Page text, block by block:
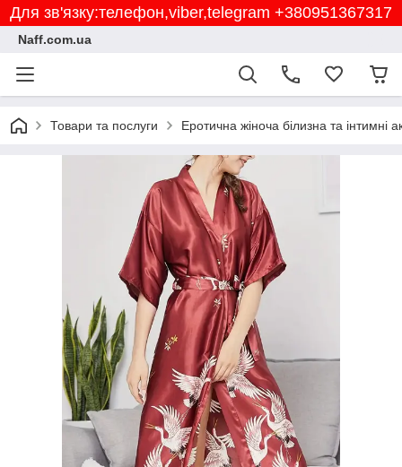
Для зв'язку:телефон,viber,telegram +380951367317
Naff.com.ua
Товари та послуги Еротична жіноча білизна та інтимні